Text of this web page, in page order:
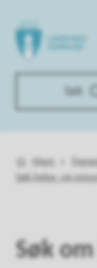
Lindesnes
Søk
Hjem
Søk helse- og
Søk